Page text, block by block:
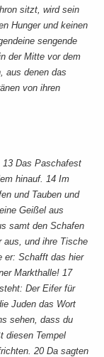
sitzt, wird sein
Hunger und keinen
sengende
der Mitte vor dem
aus denen das
von ihren
Das Paschafest
hinauf. 14 Im
und Tauben und
Geißel aus
samt den Schafen
aus, und ihre Tische
er: Schafft das hier
Markthalle! 17
Der Eifer für
Juden das Wort
sehen, dass du
diesen Tempel
20 Da sagten